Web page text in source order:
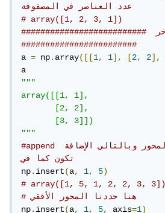
عدد العناصر في المصفوفة
# array([1, 2, 3, 1])
##########################  مثال آخر
########################
a = np.array([[1, 1], [2, 2],
"""
array([[1, 1],
"""
#append هنا لم نحدد له المحور وبالتالي الإضافة
np.insert(a, 1, 5)
# array([1, 5, 1, 2, 2, 3, 3])
# هنا حددنا المحور الأفقي
np.insert(a, 1, 5, axis=1)